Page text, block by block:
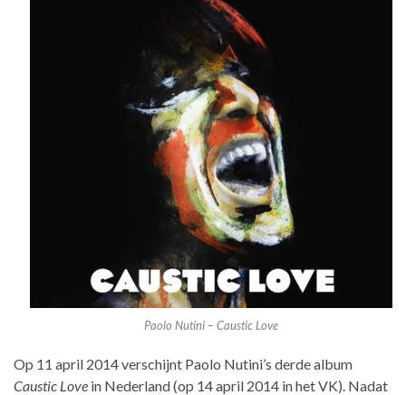
Paolo Nutini – Caustic Love
Op 11 april 2014 verschijnt Paolo Nutini’s derde album
Caustic Love in Nederland (op 14 april 2014 in het VK). Nadat